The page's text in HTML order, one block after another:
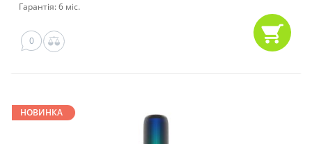
Гарантія: 6 міс.
0
НОВИНКА